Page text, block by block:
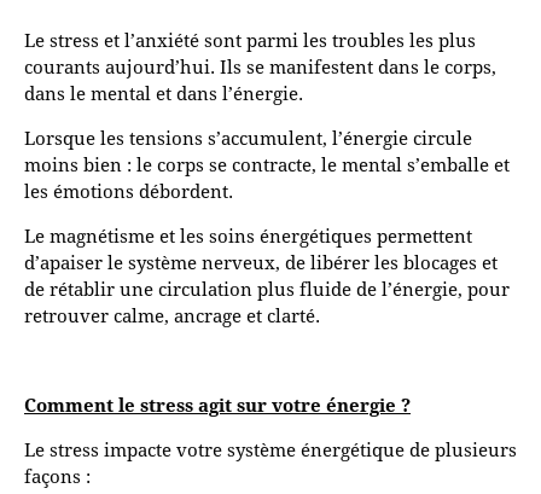
Le stress et l’anxiété sont parmi les troubles les plus
courants aujourd’hui. Ils se manifestent dans le corps,
dans le mental et dans l’énergie.
Lorsque les tensions s’accumulent, l’énergie circule
moins bien : le corps se contracte, le mental s’emballe et
les émotions débordent.
Le magnétisme et les soins énergétiques permettent
d’apaiser le système nerveux, de libérer les blocages et
de rétablir une circulation plus fluide de l’énergie, pour
retrouver calme, ancrage et clarté.
Comment le stress agit sur votre énergie ?
Le stress impacte votre système énergétique de plusieurs
façons :